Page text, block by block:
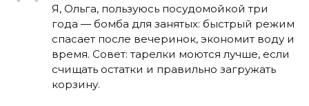
Я, Ольга, пользуюсь посудомойкой три
года — бомба для занятых: быстрый режим
спасает после вечеринок, экономит воду и
время. Совет: тарелки моются лучше, если
счищать остатки и правильно загружать
корзину.